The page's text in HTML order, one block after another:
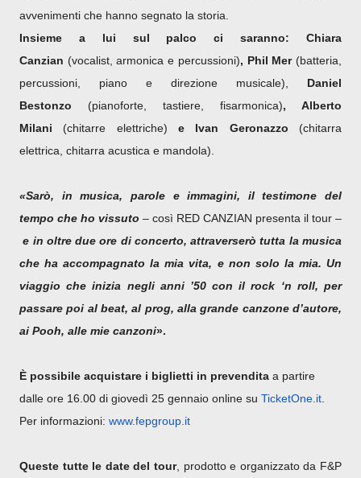
avvenimenti che hanno segnato la storia.
Insieme a lui sul palco ci saranno: Chiara
Canzian (vocalist, armonica e percussioni), Phil Mer (batteria,
percussioni, piano e direzione musicale),
Daniel
Bestonzo (pianoforte, tastiere, fisarmonica), Alberto
Milani (chitarre elettriche) e Ivan Geronazzo (chitarra
elettrica, chitarra acustica e mandola).
«Sarò, in musica, parole e immagini, il testimone del
tempo che ho vissuto – così RED CANZIAN presenta il tour –
e in oltre due ore di concerto, attraverserò tutta la musica
che ha accompagnato la mia vita, e non solo la mia. Un
viaggio che inizia negli anni ’50 con il rock ‘n roll, per
passare poi al beat, al prog, alla grande canzone d’autore,
ai Pooh, alle mie canzoni».
È possibile acquistare i biglietti in prevendita a partire
dalle ore 16.00 di giovedì 25 gennaio online su TicketOne.it
Per informazioni: www.fepgroup.it
Queste tutte le date del tour, prodotto e organizzato da F&P